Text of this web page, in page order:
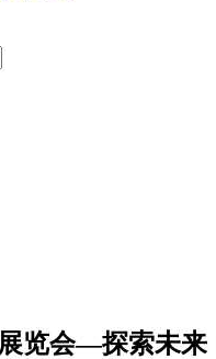
览会—探索未来